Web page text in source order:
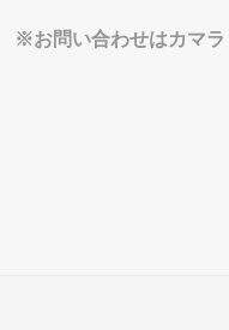
※お問い合わせはカマラ